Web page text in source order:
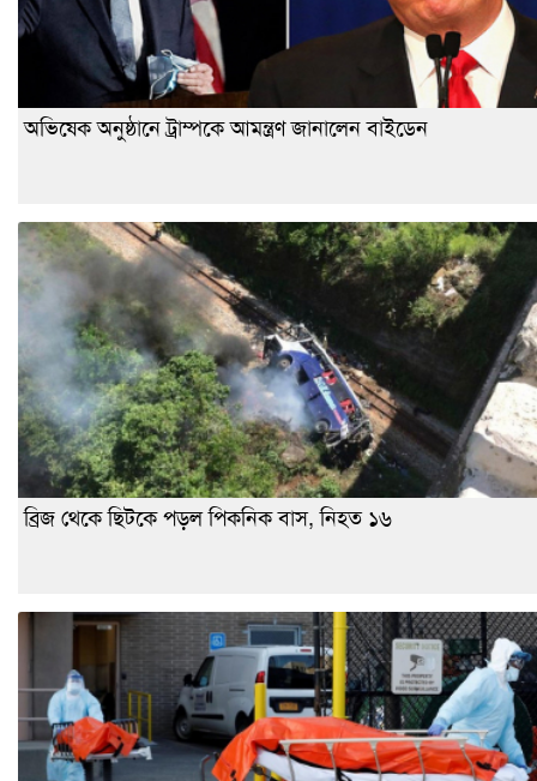
অভিষেক অনুষ্ঠানে ট্রাম্পকে আমন্ত্রণ জানালেন বাইডেন
ব্রিজ থেকে ছিটকে পড়ল পিকনিক বাস, নিহত ১৬